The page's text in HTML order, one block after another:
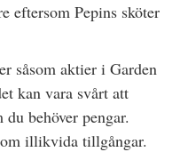
eftersom Pepins sköter
såsom aktier i Garden
kan vara svårt att
behöver pengar.
illikvida tillgångar.